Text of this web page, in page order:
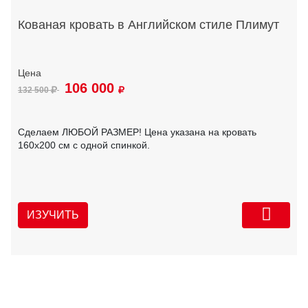
Кованая кровать в Английском стиле Плимут
132 500 106 000
Сделаем ЛЮБОЙ РАЗМЕР! Цена указана на кровать
160х200 см с одной спинкой.
ИЗУЧИТЬ